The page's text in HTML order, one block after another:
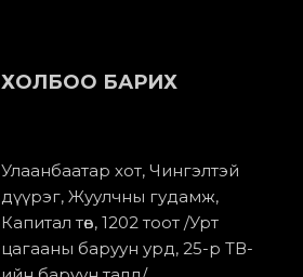
ХОЛБОО БАРИХ
Улаанбаатар хот, Чингэлтэй
дүүрэг, Жуулчны гудамж,
Капитал төв, 1202 тоот /Урт
цагааны баруун урд, 25-р ТВ-